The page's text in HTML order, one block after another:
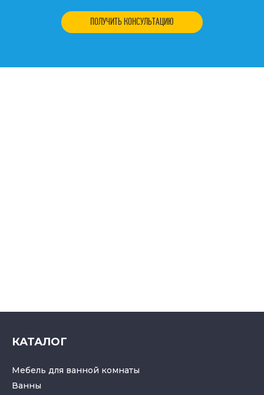
ПОЛУЧИТЬ КОНСУЛЬТАЦИЮ
КАТАЛОГ
Мебель для ванной комнаты
Ванны